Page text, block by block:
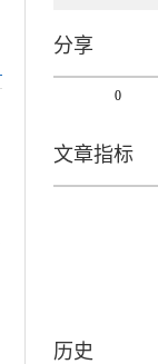
分享
0
文章指标
历史